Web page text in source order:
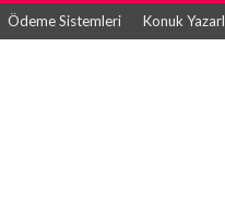
Ödeme Sistemleri Konuk